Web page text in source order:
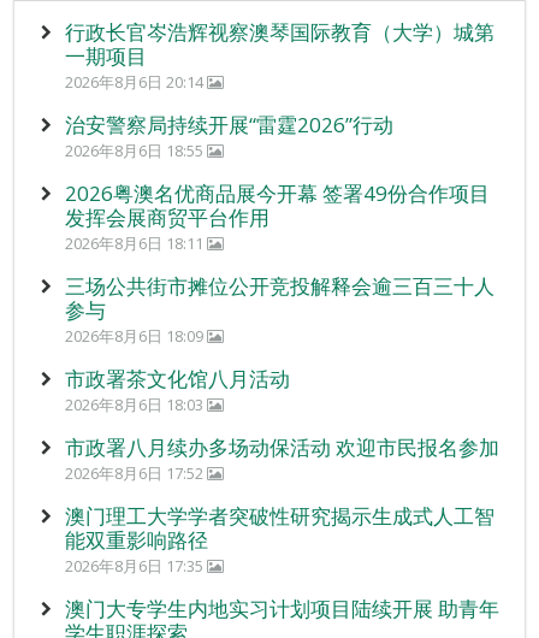
行政长官岑浩辉视察澳琴国际教育（大学）城第
一期项目
2026年8月6日 20:14
治安警察局持续开展“雷霆2026”行动
2026年8月6日 18:55
2026粤澳名优商品展今开幕 签署49份合作项目
发挥会展商贸平台作用
2026年8月6日 18:11
三场公共街市摊位公开竞投解释会逾三百三十人
参与
2026年8月6日 18:09
市政署茶文化馆八月活动
2026年8月6日 18:03
市政署八月续办多场动保活动 欢迎市民报名参加
2026年8月6日 17:52
澳门理工大学学者突破性研究揭示生成式人工智
能双重影响路径
2026年8月6日 17:35
澳门大专学生内地实习计划项目陆续开展 助青年
学生职涯探索